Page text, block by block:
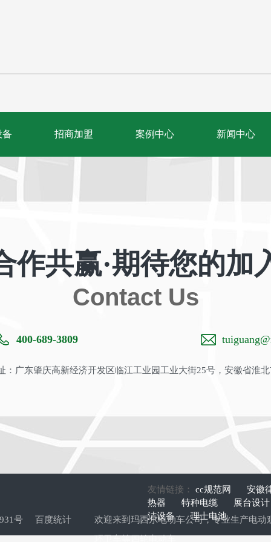
备 招商加盟 案例中心 新闻中心
作共赢·期待您的加
Contact Us
400-689-3809
广东肇庆高新经济开发区临江工业园工业大街25号，安徽省淮
号 百度统计 欢迎来到玛西尔电动车公司，专业生产电动
友情链接： cc规范网
安徽
热器
特种电缆
展台设
洁设备
理士电池